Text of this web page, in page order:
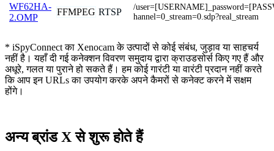
WF62HA-
2.OMP
FFMPEG RTSP
/
hannel=0_stream=0.sdp?real_stream
* iSpyConnect का Xenocam के उत्पादों से कोई संबंध, जुड़ाव या साहचर्य
नहीं है। यहाँ दी गई कनेक्शन विवरण समुदाय द्वारा क्राउडसोर्स किए गए हैं और
अधूरे, गलत या पुराने हो सकते हैं। हम कोई गारंटी या वारंटी प्रदान नहीं करते
कि आप इन URLs का उपयोग करके अपने कैमरों से कनेक्ट करने में सक्षम
होंगे।
अन्य ब्रांड X से शुरू होते हैं